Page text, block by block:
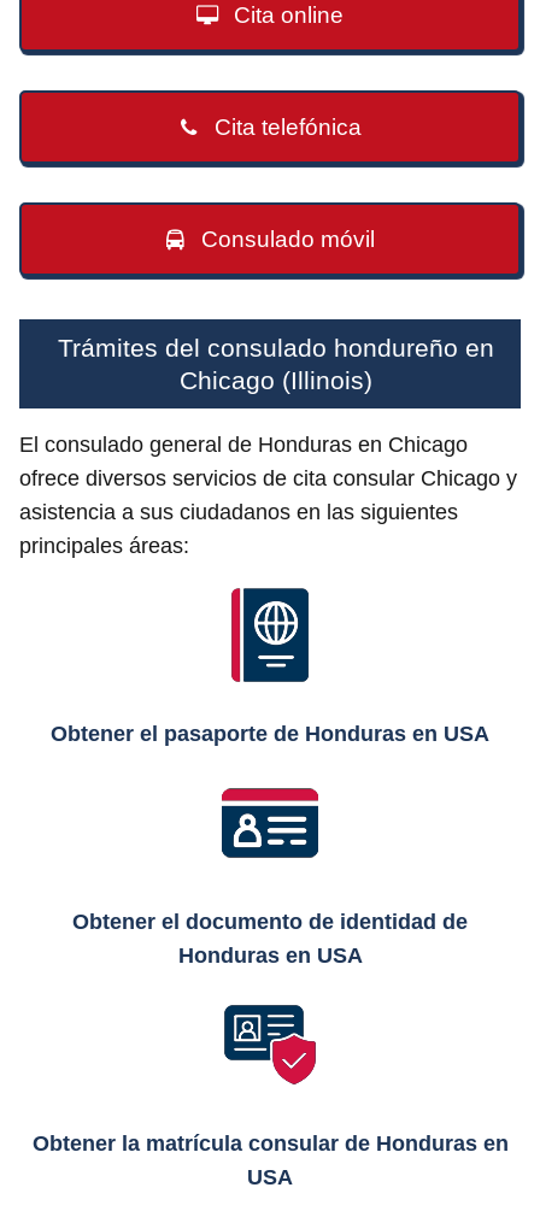
Cita online
Cita telefónica
Consulado móvil
Trámites del consulado hondureño en
Chicago (Illinois)
El consulado general de Honduras en Chicago
ofrece diversos servicios de cita consular Chicago y
asistencia a sus ciudadanos en las siguientes
principales áreas:
Obtener el pasaporte de Honduras en USA
Obtener el documento de identidad de
Honduras en USA
Obtener la matrícula consular de Honduras en
USA